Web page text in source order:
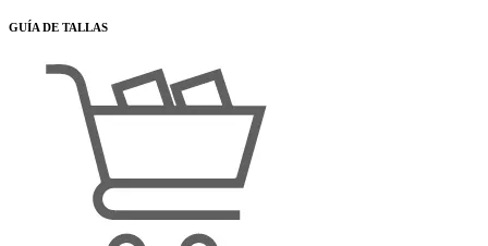
GUÍA DE TALLAS